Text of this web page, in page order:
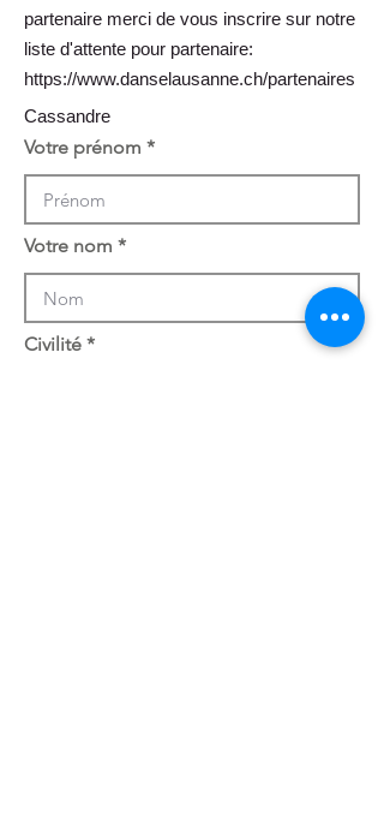
partenaire merci de vous inscrire sur notre
liste d'attente pour partenaire:
https://www.danselausanne.ch/partenaires
Cassandre
Votre prénom
Votre nom
Civilité